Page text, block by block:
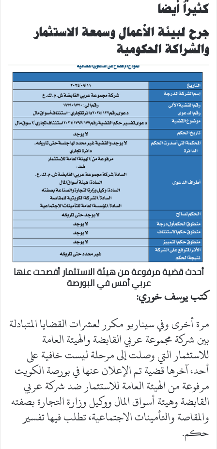
كثيراً أيضا
جرح لبيئة الأعمال وسمعة الاستثمار
والشراكة الحكومية
أحدث قضية مرفوعة من هيئة الاستثمار أفصحت عنها
عربي أمس في البورصة
كتب يوسف خوري:
مرة أخرى وفي سيناريو مكرر لعشرات القضايا المتبادلة
بين شركة مجموعة عربي القابضة والهيئة العامة
للاستثمار التي وصلت إلى مرحلة ليست خافية على
أحد، آخرها قضية تم الإعلان عنها في بورصة الكويت
مرفوعة من الهيئة العامة للاستثمار ضد شركة عربي
القابضة وهيئة أسواق المال ووكيل وزارة التجارة بصفته
والمقاصة والتأمينات الاجتماعية، تطلب فيها تفسير
حكم.